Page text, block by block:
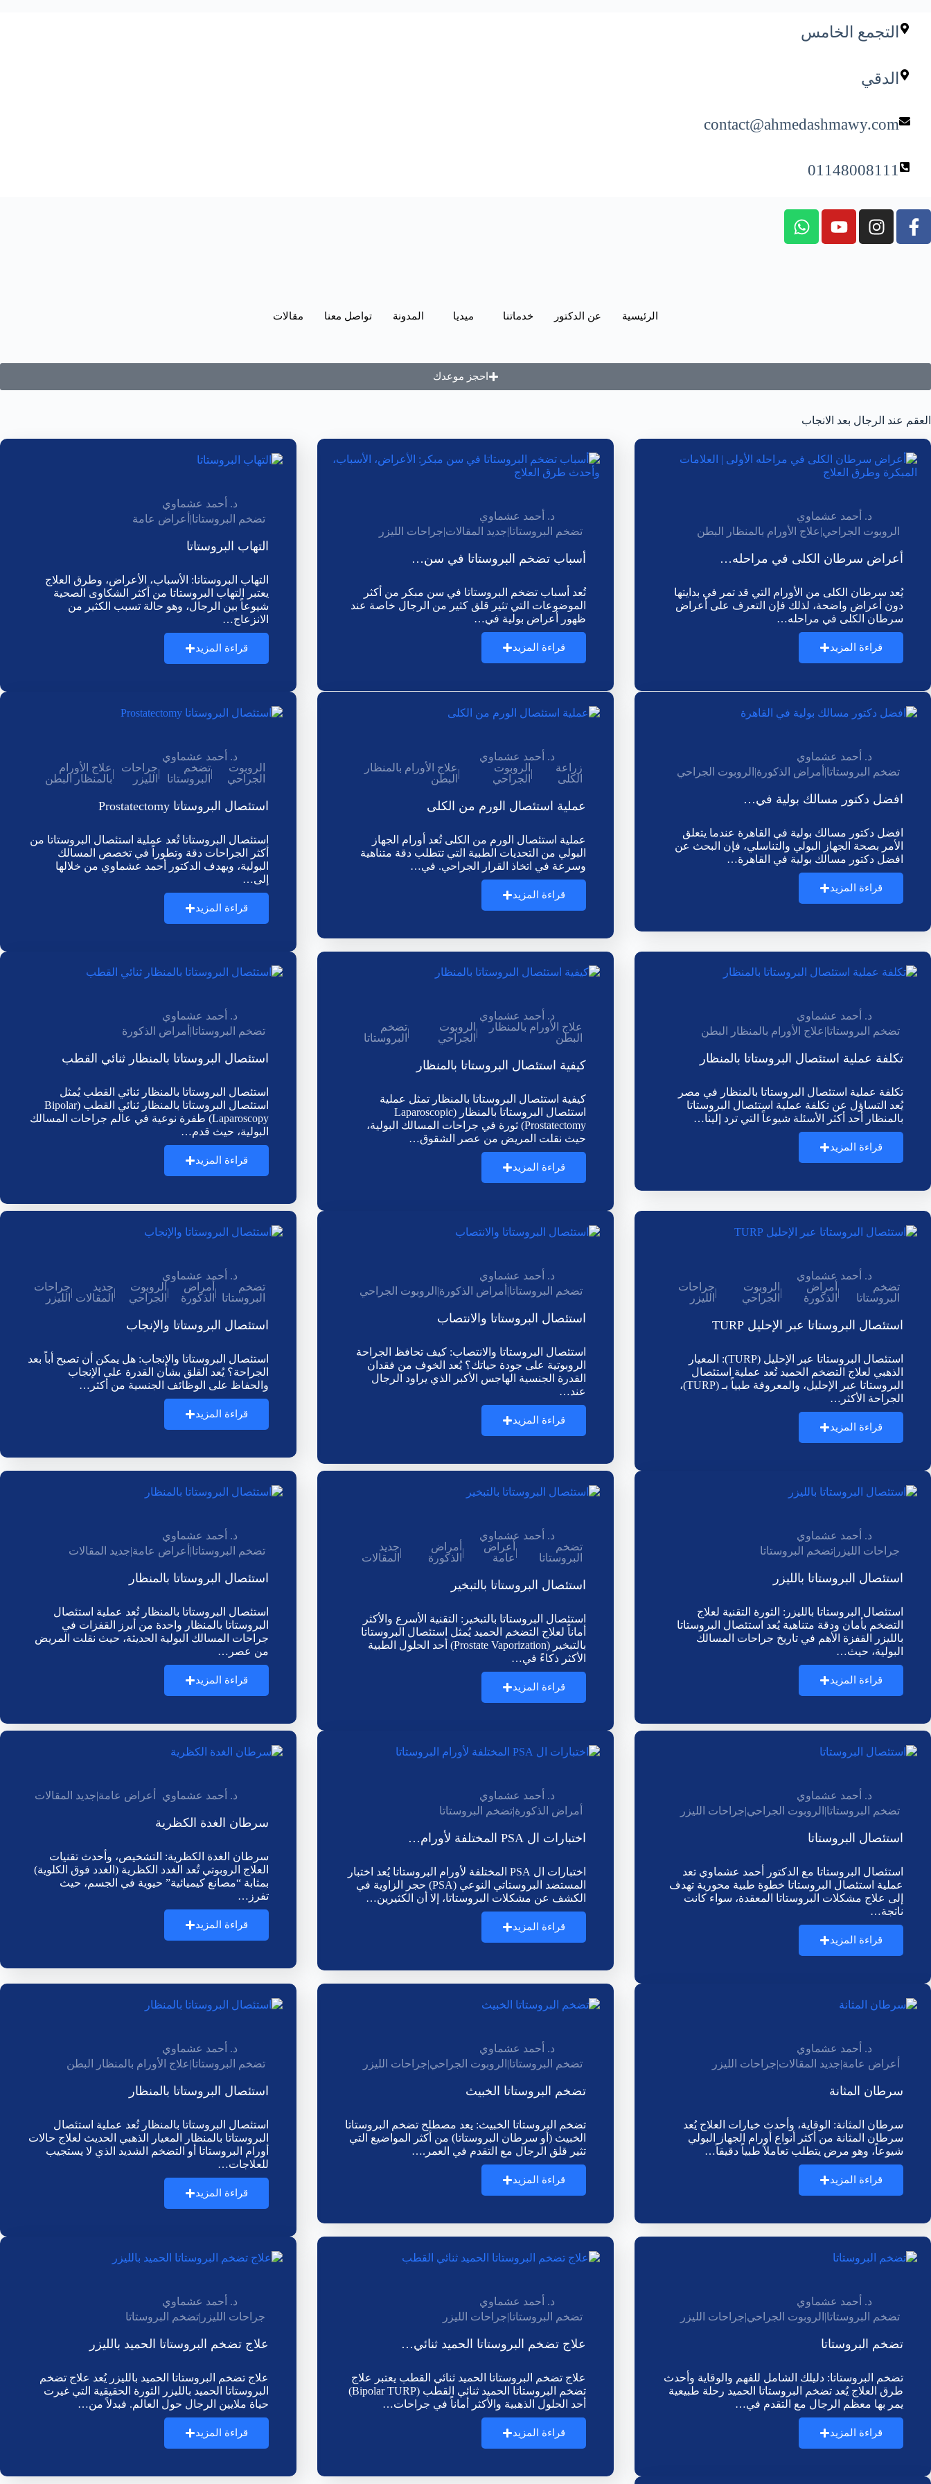
التجمع الخامس
الدقي
contact@ahmedashmawy.com
01148008111
الرئيسية عن الدكتور خدماتنا ميديا المدونة تواصل معنا مقالات
احجز موعدك
العقم عند الرجال بعد الانجاب
د. أحمد عشماوي
الروبوت الجراحي|علاج الأورام بالمنظار البطن
أعراض سرطان الكلى في مراحله…
يُعد سرطان الكلى من الأورام التي قد تمر في بدايتها
دون أعراض واضحة، لذلك فإن التعرف على أعراض
سرطان الكلى في مراحله…
قراءة المزيد
د. أحمد عشماوي
تضخم البروستاتا|جديد المقالات|جراحات الليزر
أسباب تضخم البروستاتا في سن…
تُعد أسباب تضخم البروستاتا في سن مبكر من أكثر
الموضوعات التي تثير قلق كثير من الرجال خاصة عند
ظهور أعراض بولية في…
قراءة المزيد
د. أحمد عشماوي
تضخم البروستاتا| أعراض عامة
التهاب البروستاتا
التهاب البروستاتا: الأسباب، الأعراض، وطرق العلاج
يعتبر التهاب البروستاتا من أكثر الشكاوى الصحية
شيوعاً بين الرجال، وهو حالة تسبب الكثير من
الانزعاج…
قراءة المزيد
د. أحمد عشماوي
تضخم البروستاتا| أمراض الذكورة| الروبوت الجراحي
افضل دكتور مسالك بولية في…
افضل دكتور مسالك بولية في القاهرة عندما يتعلق
الأمر بصحة الجهاز البولي والتناسلي، فإن البحث عن
افضل دكتور مسالك بولية في القاهرة…
قراءة المزيد
د. أحمد عشماوي
زراعة
الكلى
| الروبوت
الجراحي
|علاج الأورام بالمنظار
البطن
عملية استئصال الورم من الكلى
عملية استئصال الورم من الكلى تُعد أورام الجهاز
البولي من التحديات الطبية التي تتطلب دقة متناهية
وسرعة في اتخاذ القرار الجراحي. في…
قراءة المزيد
د. أحمد عشماوي
الروبوت
الجراحي
|تضخم
البروستاتا
|جراحات
الليزر
|علاج الأورام
بالمنظار البطن
استئصال البروستاتا Prostatectomy
استئصال البروستاتا تُعد عملية استئصال البروستاتا من
أكثر الجراحات دقة وتطوراً في تخصص المسالك
البولية، ويهدف الدكتور أحمد عشماوي من خلالها
إلى…
قراءة المزيد
د. أحمد عشماوي
تضخم البروستاتا علاج الأورام بالمنظار البطن
تكلفة عملية استئصال البروستاتا بالمنظار
تكلفة عملية استئصال البروستاتا بالمنظار في مصر
يُعد التساؤل عن تكلفة عملية استئصال البروستاتا
بالمنظار أحد أكثر الأسئلة شيوعاً التي ترد إلينا…
قراءة المزيد
د. أحمد عشماوي
علاج الأورام بالمنظار
البطن
الروبوت
الجراحي
تضخم
البروستاتا
كيفية استئصال البروستاتا بالمنظار
كيفية استئصال البروستاتا بالمنظار تمثل عملية
استئصال البروستاتا بالمنظار (Laparoscopic
Prostatectomy) ثورة في جراحات المسالك البولية،
حيث نقلت المريض من عصر الشقوق…
قراءة المزيد
د. أحمد عشماوي
تضخم البروستاتا أمراض الذكورة
استئصال البروستاتا بالمنظار ثنائي القطب
استئصال البروستاتا بالمنظار ثنائي القطب يُمثل
استئصال البروستاتا بالمنظار ثنائي القطب (Bipolar
Laparoscopy) طفرة نوعية في عالم جراحات المسالك
البولية، حيث قدم…
قراءة المزيد
د. أحمد عشماوي
تضخم
البروستاتا
| أمراض
الذكورة
| الروبوت
الجراحي
|جراحات
الليزر
استئصال البروستاتا عبر الإحليل TURP
استئصال البروستاتا عبر الإحليل (TURP): المعيار
الذهبي لعلاج التضخم الحميد تُعد عملية استئصال
البروستاتا عبر الإحليل، والمعروفة طبياً بـ (TURP)،
الجراحة الأكثر…
قراءة المزيد
د. أحمد عشماوي
تضخم البروستاتا| أمراض الذكورة| الروبوت الجراحي
استئصال البروستاتا والانتصاب
استئصال البروستاتا والانتصاب: كيف تحافظ الجراحة
الروبوتية على جودة حياتك؟ يُعد الخوف من فقدان
القدرة الجنسية الهاجس الأكبر الذي يراود الرجال
عند…
قراءة المزيد
د. أحمد عشماوي
تضخم
البروستاتا | أمراض
الذكورة
| الروبوت
الجراحي
|جديد
المقالات |جراحات
الليزر
استئصال البروستاتا والإنجاب
استئصال البروستاتا والإنجاب: هل يمكن أن تصبح أباً بعد
الجراحة؟ يُعد القلق بشأن القدرة على الإنجاب
والحفاظ على الوظائف الجنسية من أكثر…
قراءة المزيد
د. أحمد عشماوي
جراحات الليزر |تضخم البروستاتا
استئصال البروستاتا بالليزر
استئصال البروستاتا بالليزر: الثورة التقنية لعلاج
التضخم بأمان ودقة متناهية يُعد استئصال البروستاتا
بالليزر القفزة الأهم في تاريخ جراحات المسالك
البولية، حيث…
قراءة المزيد
د. أحمد عشماوي
تضخم
البروستاتا
| أعراض
عامة
| أمراض
الذكورة
|جديد
المقالات
استئصال البروستاتا بالتبخير
استئصال البروستاتا بالتبخير: التقنية الأسرع والأكثر
أماناً لعلاج التضخم الحميد يُمثل استئصال البروستاتا
بالتبخير (Prostate Vaporization) أحد الحلول الطبية
الأكثر ذكاءً في…
قراءة المزيد
د. أحمد عشماوي
تضخم البروستاتا| أعراض عامة|جديد المقالات
استئصال البروستاتا بالمنظار
استئصال البروستاتا بالمنظار تُعد عملية استئصال
البروستاتا بالمنظار واحدة من أبرز القفزات في
جراحات المسالك البولية الحديثة، حيث نقلت المريض
من عصر…
قراءة المزيد
د. أحمد عشماوي
تضخم البروستاتا| الروبوت الجراحي|جراحات الليزر
استئصال البروستاتا
استئصال البروستاتا مع الدكتور أحمد عشماوي تعد
عملية استئصال البروستاتا خطوة طبية محورية تهدف
إلى علاج مشكلات البروستاتا المعقدة، سواء كانت
ناتجة…
قراءة المزيد
د. أحمد عشماوي
أمراض الذكورة|تضخم البروستاتا
اختبارات ال PSA المختلفة لأورام…
اختبارات ال PSA المختلفة لأورام البروستاتا يُعد اختبار
المستضد البروستاتي النوعي (PSA) حجر الزاوية في
الكشف عن مشكلات البروستاتا، إلا أن الكثيرين…
قراءة المزيد
د. أحمد عشماوي أعراض عامة|جديد المقالات
سرطان الغدة الكظرية
سرطان الغدة الكظرية: التشخيص، وأحدث تقنيات
العلاج الروبوتي تُعد الغدد الكظرية (الغدد فوق الكلوية)
بمثابة “مصانع كيميائية” حيوية في الجسم، حيث
تفرز…
قراءة المزيد
د. أحمد عشماوي
أعراض عامة|جديد المقالات|جراحات الليزر
سرطان المثانة
سرطان المثانة: الوقاية، وأحدث خيارات العلاج يُعد
سرطان المثانة من أكثر أنواع أورام الجهاز البولي
شيوعاً، وهو مرض يتطلب تعاملاً طبياً دقيقاً…
قراءة المزيد
د. أحمد عشماوي
تضخم البروستاتا| الروبوت الجراحي|جراحات الليزر
تضخم البروستاتا الخبيث
تضخم البروستاتا الخبيث: يعد مصطلح تضخم البروستاتا
الخبيث (أو سرطان البروستاتا) من أكثر المواضيع التي
تثير قلق الرجال مع التقدم في العمر.…
قراءة المزيد
د. أحمد عشماوي
تضخم البروستاتا|علاج الأورام بالمنظار البطن
استئصال البروستاتا بالمنظار
استئصال البروستاتا بالمنظار تُعد عملية استئصال
البروستاتا بالمنظار المعيار الذهبي الحديث لعلاج حالات
أورام البروستاتا أو التضخم الشديد الذي لا يستجيب
للعلاجات…
قراءة المزيد
د. أحمد عشماوي
تضخم البروستاتا| الروبوت الجراحي|جراحات الليزر
تضخم البروستاتا
تضخم البروستاتا: دليلك الشامل للفهم والوقاية وأحدث
طرق العلاج يُعد تضخم البروستاتا الحميد رحلة طبيعية
يمر بها معظم الرجال مع التقدم في…
قراءة المزيد
د. أحمد عشماوي
تضخم البروستاتا|جراحات الليزر
علاج تضخم البروستاتا الحميد ثنائي…
علاج تضخم البروستاتا الحميد ثنائي القطب يعتبر علاج
تضخم البروستاتا الحميد ثنائي القطب (Bipolar TURP)
أحد الحلول الذهبية والأكثر أماناً في جراحات…
قراءة المزيد
د. أحمد عشماوي
جراحات الليزر |تضخم البروستاتا
علاج تضخم البروستاتا الحميد بالليزر
علاج تضخم البروستاتا الحميد بالليزر يُعد علاج تضخم
البروستاتا الحميد بالليزر الثورة الحقيقية التي غيرت
حياة ملايين الرجال حول العالم. فبدلاً من…
قراءة المزيد